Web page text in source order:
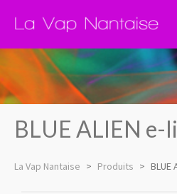
BLUE ALIEN e-
La Vap Nantaise > Produits > BLUE